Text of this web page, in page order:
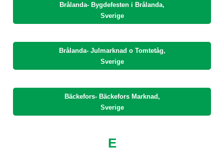
Brålanda- Bygdefesten i Brålanda,
Sverige
Brålanda- Julmarknad o Tomtetåg,
Sverige
Bäckefors- Bäckefors Marknad,
Sverige
E